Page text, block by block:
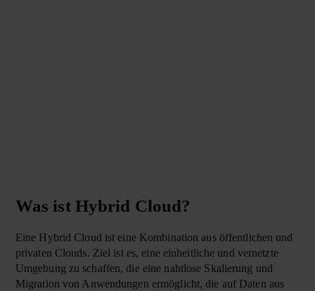
Was ist Hybrid Cloud?
Eine Hybrid Cloud ist eine Kombination aus öffentlichen und
privaten Clouds. Ziel ist es, eine einheitliche und vernetzte
Umgebung zu schaffen, die eine nahtlose Skalierung und
Migration von Anwendungen ermöglicht, die auf Daten aus